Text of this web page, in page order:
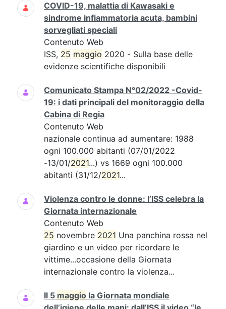
COVID-19, malattia di Kawasaki e
sindrome infiammatoria acuta, bambini
sorvegliati speciali
Contenuto Web
ISS, 25 maggio 2020 - Sulla base delle
evidenze scientifiche disponibili
Comunicato Stampa N°02/2022 -Covid-
19: i dati principali del monitoraggio della
Cabina di Regia
Contenuto Web
nazionale continua ad aumentare: 1988
ogni 100.000 abitanti (07/01/2022
-13/01/2021...) vs 1669 ogni 100.000
abitanti (31/12/2021...
Violenza contro le donne: l’ISS celebra la
Giornata internazionale
Contenuto Web
25 novembre 2021 Una panchina rossa nel
giardino e un video per ricordare le
vittime...occasione della Giornata
internazionale contro la violenza...
Il 5 maggio la Giornata mondiale